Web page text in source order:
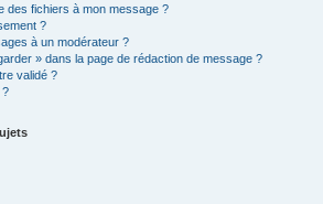
des fichiers à mon message ?
?
à un modérateur ?
» dans la page de rédaction de message ?
validé ?
?